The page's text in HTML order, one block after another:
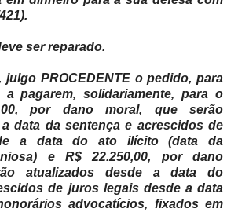
ser reparado.
PROCEDENTE o pedido, para
pagarem, solidariamente, para o
por dano moral, que serão
data da sentença e acrescidos de
a data do ato ilícito (data da
e R$ 22.250,00, por dano
atualizados desde a data do
de juros legais desde a data
advocatícios, fixados em